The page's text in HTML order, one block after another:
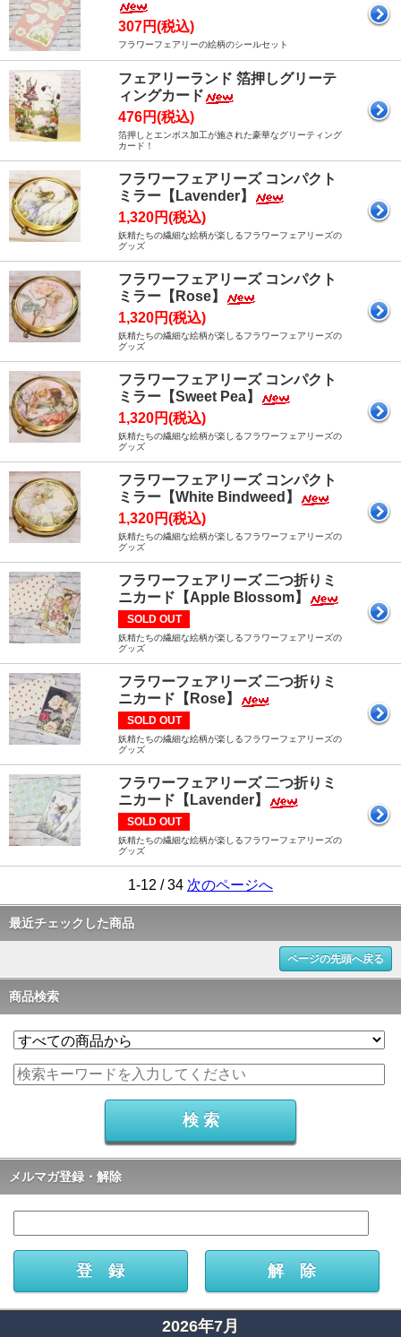
307円(税込)
フラワーフェアリーの絵柄のシールセット
フェアリーランド 箔押しグリーテ
ィングカード
476円(税込)
箔押しとエンボス加工が施された豪華なグリーティング
カード！
フラワーフェアリーズ コンパクト
ミラー【Lavender】
1,320円(税込)
妖精たちの繊細な絵柄が楽しるフラワーフェアリーズの
グッズ
フラワーフェアリーズ コンパクト
ミラー【Rose】
1,320円(税込)
妖精たちの繊細な絵柄が楽しるフラワーフェアリーズの
グッズ
フラワーフェアリーズ コンパクト
ミラー【Sweet Pea】
1,320円(税込)
妖精たちの繊細な絵柄が楽しるフラワーフェアリーズの
グッズ
フラワーフェアリーズ コンパクト
ミラー【White Bindweed】
1,320円(税込)
妖精たちの繊細な絵柄が楽しるフラワーフェアリーズの
グッズ
フラワーフェアリーズ 二つ折りミ
ニカード【Apple Blossom】
SOLD OUT
妖精たちの繊細な絵柄が楽しるフラワーフェアリーズの
グッズ
フラワーフェアリーズ 二つ折りミ
ニカード【Rose】
SOLD OUT
妖精たちの繊細な絵柄が楽しるフラワーフェアリーズの
グッズ
フラワーフェアリーズ 二つ折りミ
ニカード【Lavender】
SOLD OUT
妖精たちの繊細な絵柄が楽しるフラワーフェアリーズの
グッズ
1-12 / 34 次のページへ
最近チェックした商品
ページの先頭へ戻る
商品検索
メルマガ登録・解除
2026年7月